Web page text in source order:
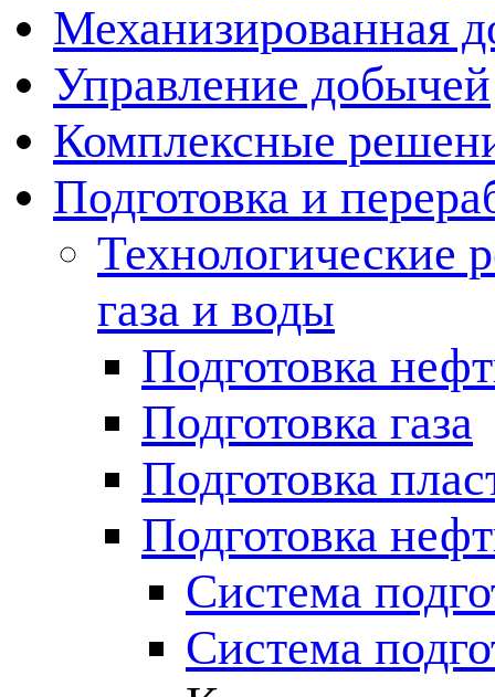
Механизированная
Управление добычей
Комплексные
Подготовка и
Технологические
газа и воды
Подготовка
Подготовка газа
Подготовка
Подготовка
Система
Система